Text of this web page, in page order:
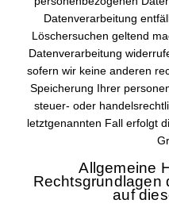
Datenverarbeitung
Löschersuchen geltend
Datenverarbeitung
sofern wir keine anderen
Speicherung Ihrer
steuer- oder
letztgenannten Fall erfolgt
Allgemeine
Rechtsgrundlagen
auf